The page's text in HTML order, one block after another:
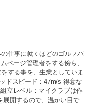
仕事に就くほどのゴルフバ
ページ管理者をする傍ら、
する事を、生業としていま
ドスピード：47m/s 得意な
立レベル：マイクラブは作
開するので、温かい目で